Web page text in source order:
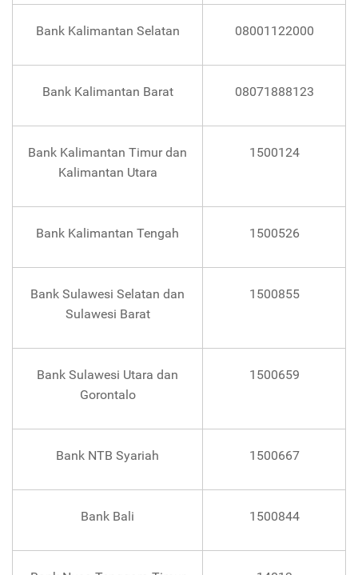
Bank Kalimantan Selatan 08001122000
Bank Kalimantan Barat 08071888123
Bank Kalimantan Timur dan
Kalimantan Utara
1500124
Bank Kalimantan Tengah 1500526
Bank Sulawesi Selatan dan
Sulawesi Barat
1500855
Bank Sulawesi Utara dan
Gorontalo
1500659
Bank NTB Syariah 1500667
Bank Bali 1500844